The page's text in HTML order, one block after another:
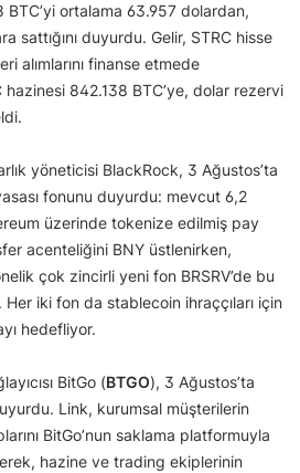
BTC’yi ortalama 63.957 dolardan,
sattığını duyurdu. Gelir, STRC hisse
alımlarını finanse etmede
hazinesi 842.138 BTC’ye, dolar rezervi
yöneticisi BlackRock, 3 Ağustos’ta
fonunu duyurdu: mevcut 6,2
üzerinde tokenize edilmiş pay
acenteliğini BNY üstlenirken,
çok zincirli yeni fon BRSRV’de bu
iki fon da stablecoin ihraççıları için
hedefliyor.
BitGo (BTGO), 3 Ağustos’ta
Link, kurumsal müşterilerin
BitGo’nun saklama platformuyla
hazine ve trading ekiplerinin